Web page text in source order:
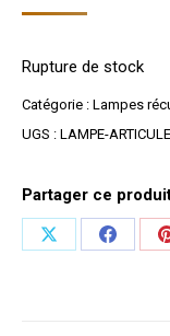
Rupture de stock
Catégorie : Lampes
UGS : LAMPE-
Partager ce
Partager